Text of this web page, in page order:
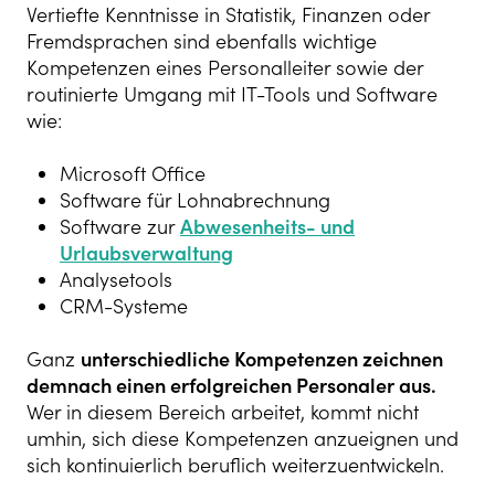
Vertiefte Kenntnisse in Statistik, Finanzen oder
Fremdsprachen sind ebenfalls wichtige
Kompetenzen eines Personalleiter sowie der
routinierte Umgang mit IT-Tools und Software
wie:
Microsoft Office
Software für Lohnabrechnung
Software zurAbwesenheits- und
Urlaubsverwaltung
Analysetools
CRM-Systeme
Ganz unterschiedliche Kompetenzen zeichnen
demnach einen erfolgreichen Personaler aus.
Wer in diesem Bereich arbeitet, kommt nicht
umhin, sich diese Kompetenzen anzueignen und
sich kontinuierlich beruflich weiterzuentwickeln.